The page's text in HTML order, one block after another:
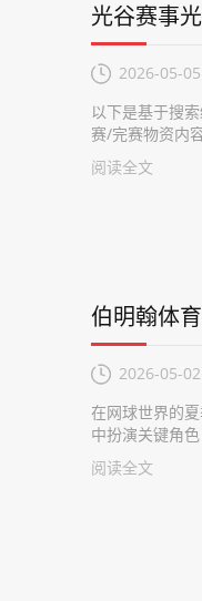
光谷赛事
2026-05-05
以下是基于搜
赛/完赛物资内
阅读全文
伯明翰体
2026-05-02
在网球世界的
中扮演关键角
阅读全文